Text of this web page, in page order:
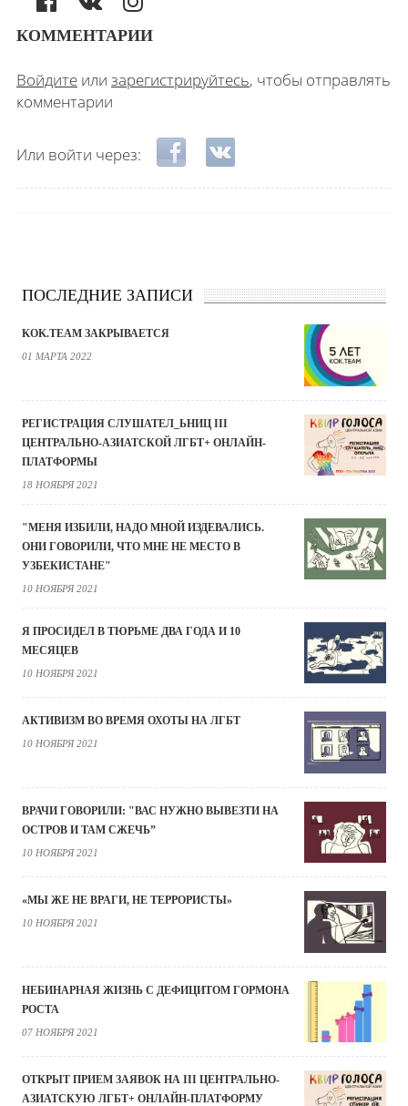
КОММЕНТАРИИ
Войдите или зарегистрируйтесь, чтобы отправлять
комментарии
Или войти через: Login with Facebook
Login with ВКонтакте
ПОСЛЕДНИЕ ЗАПИСИ
KOK.TEAM ЗАКРЫВАЕТСЯ
01 МАРТА 2022
РЕГИСТРАЦИЯ СЛУШАТЕЛ_ЬНИЦ III
ЦЕНТРАЛЬНО-АЗИАТСКОЙ ЛГБТ+ ОНЛАЙН-
ПЛАТФОРМЫ
18 НОЯБРЯ 2021
"МЕНЯ ИЗБИЛИ, НАДО МНОЙ ИЗДЕВАЛИСЬ.
ОНИ ГОВОРИЛИ, ЧТО МНЕ НЕ МЕСТО В
УЗБЕКИСТАНЕ"
10 НОЯБРЯ 2021
Я ПРОСИДЕЛ В ТЮРЬМЕ ДВА ГОДА И 10
МЕСЯЦЕВ
10 НОЯБРЯ 2021
АКТИВИЗМ ВО ВРЕМЯ ОХОТЫ НА ЛГБТ
10 НОЯБРЯ 2021
ВРАЧИ ГОВОРИЛИ: "ВАС НУЖНО ВЫВЕЗТИ НА
ОСТРОВ И ТАМ СЖЕЧЬ”
10 НОЯБРЯ 2021
«МЫ ЖЕ НЕ ВРАГИ, НЕ ТЕРРОРИСТЫ»
10 НОЯБРЯ 2021
НЕБИНАРНАЯ ЖИЗНЬ С ДЕФИЦИТОМ ГОРМОНА
РОСТА
07 НОЯБРЯ 2021
ОТКРЫТ ПРИЕМ ЗАЯВОК НА III ЦЕНТРАЛЬНО-
АЗИАТСКУЮ ЛГБТ+ ОНЛАЙН-ПЛАТФОРМУ